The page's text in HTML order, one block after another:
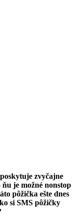
zvyčajne
je možné nonstop
pôžička ešte dnes
si SMS pôžičky